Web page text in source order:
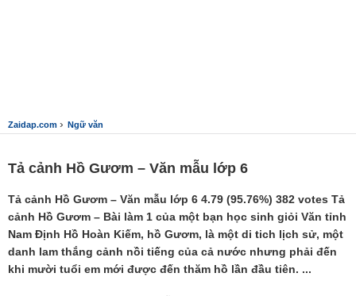
Zaidap.com › Ngữ văn
Tả cảnh Hồ Gươm – Văn mẫu lớp 6
Tả cảnh Hồ Gươm – Văn mẫu lớp 6 4.79 (95.76%) 382 votes Tả
cảnh Hồ Gươm – Bài làm 1 của một bạn học sinh giỏi Văn tỉnh
Nam Định Hồ Hoàn Kiếm, hồ Gươm, là một di tich lịch sử, một
danh lam thắng cảnh nồi tiếng của cả nước nhưng phải đến
khi mười tuổi em mới được đến thăm hồ lần đầu tiên. ...